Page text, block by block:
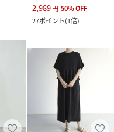
2,989円 50%OFF
27ポイント(1倍)